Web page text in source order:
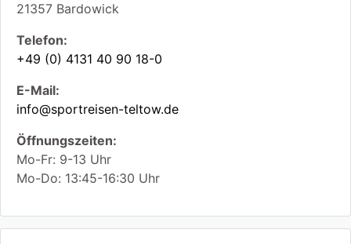
21357 Bardowick
Telefon:
+49 (0) 4131 40 90 18-0
E-Mail:
info@sportreisen-teltow.de
Öffnungszeiten:
Mo-Fr: 9-13 Uhr
Mo-Do: 13:45-16:30 Uhr